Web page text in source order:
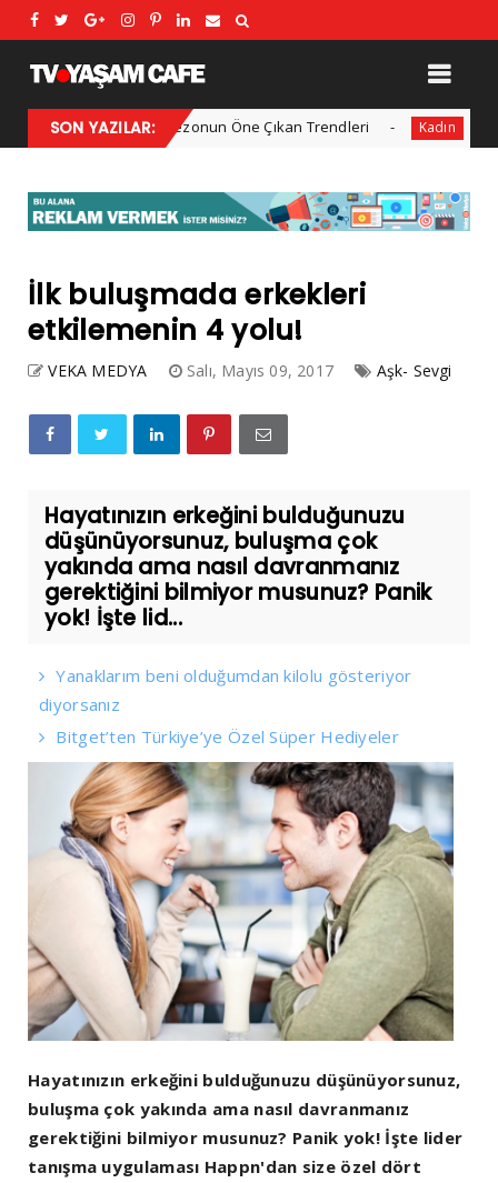
SON YAZILAR:
Kış Modası: Sezonun Öne Çıkan Trendleri Kadın Her yıl
İlk buluşmada erkekleri
etkilemenin 4 yolu!
VEKA MEDYA Salı, Mayıs 09, 2017 Aşk- Sevgi
Hayatınızın erkeğini bulduğunuzu
düşünüyorsunuz, buluşma çok
yakında ama nasıl davranmanız
gerektiğini bilmiyor musunuz? Panik
yok! İşte lid...
Yanaklarım beni olduğumdan kilolu gösteriyor
diyorsanız
Bitget’ten Türkiye’ye Özel Süper Hediyeler
Hayatınızın erkeğini bulduğunuzu düşünüyorsunuz,
buluşma çok yakında ama nasıl davranmanız
gerektiğini bilmiyor musunuz? Panik yok! İşte lider
tanışma uygulaması Happn'dan size özel dört